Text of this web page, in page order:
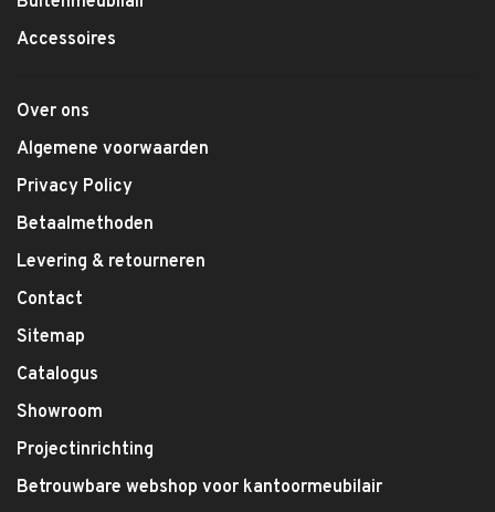
Accessoires
Over ons
Algemene voorwaarden
Privacy Policy
Betaalmethoden
Levering & retourneren
Contact
Sitemap
Catalogus
Showroom
Projectinrichting
Betrouwbare webshop voor kantoormeubilair